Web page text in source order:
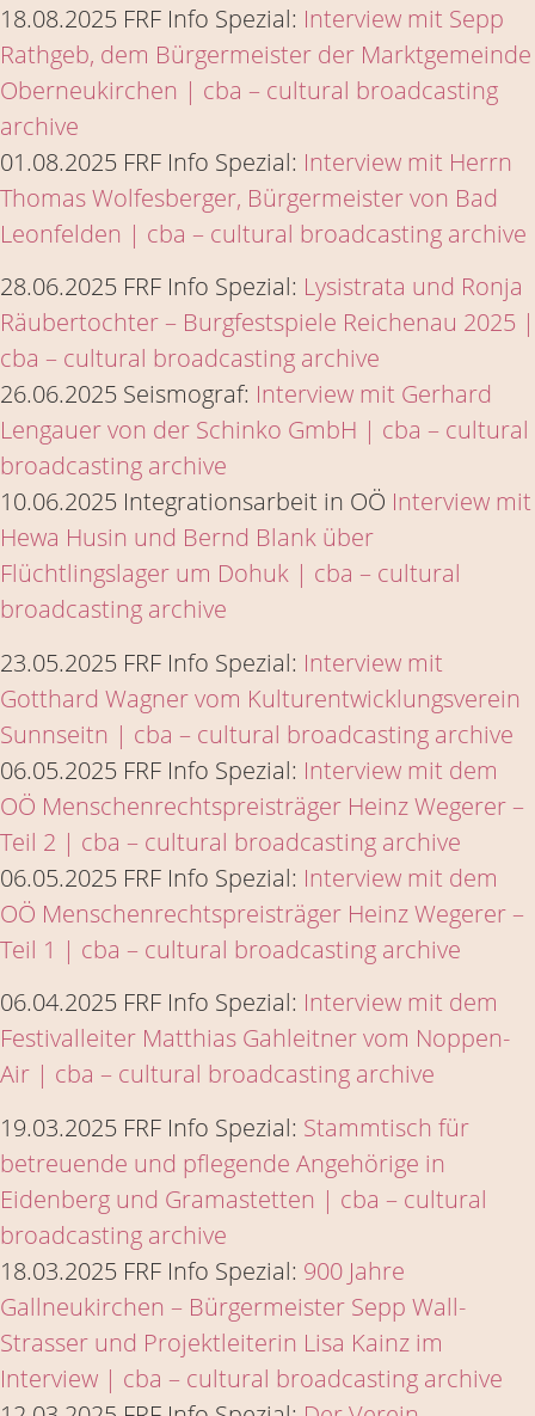
18.08.2025 FRF Info Spezial: Interview mit Sepp
Rathgeb, dem Bürgermeister der Marktgemeinde
Oberneukirchen | cba – cultural broadcasting
archive
01.08.2025 FRF Info Spezial: Interview mit Herrn
Thomas Wolfesberger, Bürgermeister von Bad
Leonfelden | cba – cultural broadcasting archive
28.06.2025 FRF Info Spezial: Lysistrata und Ronja
Räubertochter – Burgfestspiele Reichenau 2025 |
cba – cultural broadcasting archive
26.06.2025 Seismograf: Interview mit Gerhard
Lengauer von der Schinko GmbH | cba – cultural
broadcasting archive
10.06.2025 Integrationsarbeit in OÖ Interview mit
Hewa Husin und Bernd Blank über
Flüchtlingslager um Dohuk | cba – cultural
broadcasting archive
23.05.2025 FRF Info Spezial: Interview mit
Gotthard Wagner vom Kulturentwicklungsverein
Sunnseitn | cba – cultural broadcasting archive
06.05.2025 FRF Info Spezial: Interview mit dem
OÖ Menschenrechtspreisträger Heinz Wegerer –
Teil 2 | cba – cultural broadcasting archive
06.05.2025 FRF Info Spezial: Interview mit dem
OÖ Menschenrechtspreisträger Heinz Wegerer –
Teil 1 | cba – cultural broadcasting archive
06.04.2025 FRF Info Spezial: Interview mit dem
Festivalleiter Matthias Gahleitner vom Noppen-
Air | cba – cultural broadcasting archive
19.03.2025 FRF Info Spezial: Stammtisch für
betreuende und pflegende Angehörige in
Eidenberg und Gramastetten | cba – cultural
broadcasting archive
18.03.2025 FRF Info Spezial: 900 Jahre
Gallneukirchen – Bürgermeister Sepp Wall-
Strasser und Projektleiterin Lisa Kainz im
Interview | cba – cultural broadcasting archive